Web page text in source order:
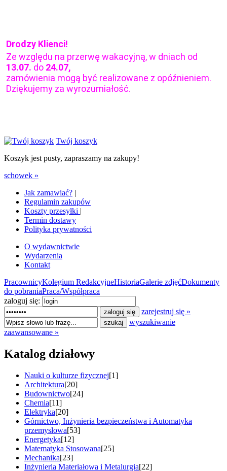
Drodzy Klienci!
Ze względu na przerwę wakacyjną, w dniach od
13.07. do 24.07,
zamówienia mogą być realizowane z opóźnieniem.
Dziękujemy za wyrozumiałość.
Twój koszyk
Koszyk jest pusty, zapraszamy na zakupy!
schowek »
Jak zamawiać? |
Regulamin zakupów
Koszty przesyłki |
Termin dostawy
Polityka prywatności
O wydawnictwie
Wydarzenia
Kontakt
PracownicyKolegium RedakcyjneHistoriaGalerie zdjęćDokumenty
do pobraniaPraca/Współpraca
zaloguj się:
zarejestruj się »
wyszukiwanie
zaawansowane »
Katalog działowy
Nauki o kulturze fizycznej[1]
Architektura[20]
Budownictwo[24]
Chemia[11]
Elektryka[20]
Górnictwo, Inżynieria bezpieczeństwa i Automatyka
przemysłowa[53]
Energetyka[12]
Matematyka Stosowana[25]
Mechanika[23]
Inżynieria Materiałowa i Metalurgia[22]